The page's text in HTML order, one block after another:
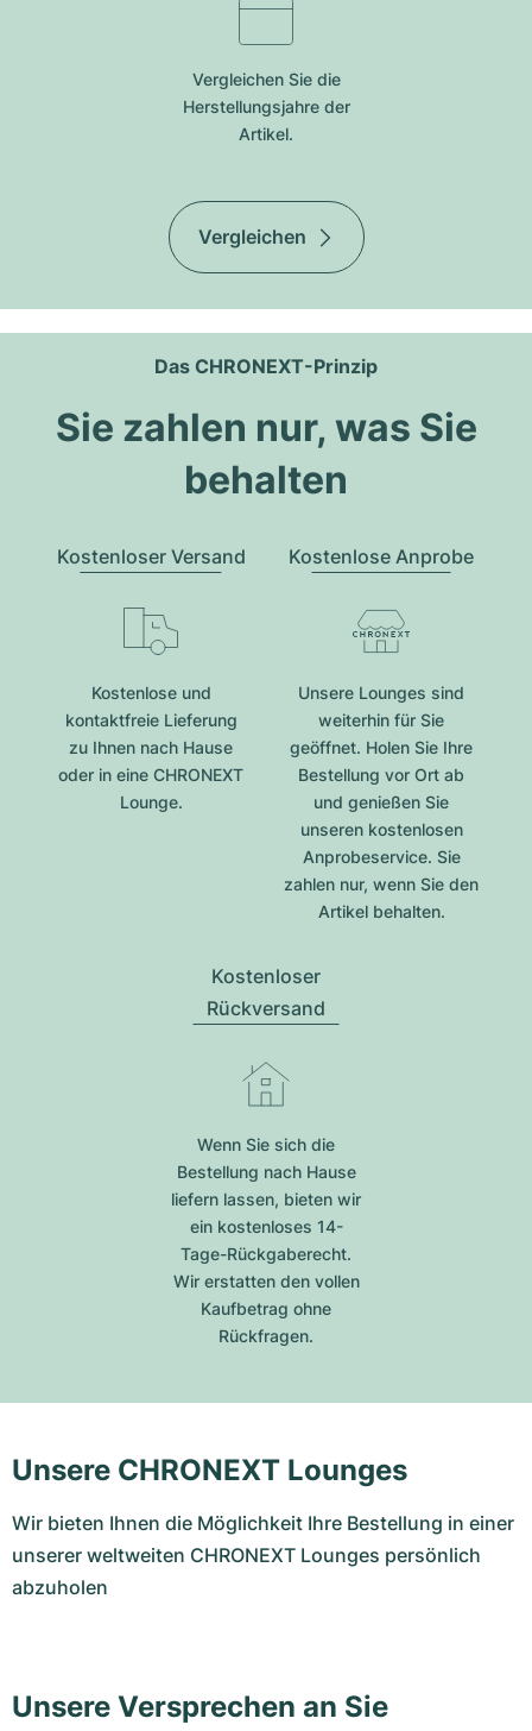
Vergleichen Sie die
Herstellungsjahre der
Artikel.
Vergleichen
Das CHRONEXT-Prinzip
Sie zahlen nur, was Sie
behalten
Kostenloser Versand
Kostenlose und
kontaktfreie Lieferung
zu Ihnen nach Hause
oder in eine CHRONEXT
Lounge.
Kostenlose Anprobe
Unsere Lounges sind
weiterhin für Sie
geöffnet. Holen Sie Ihre
Bestellung vor Ort ab
und genießen Sie
unseren kostenlosen
Anprobeservice. Sie
zahlen nur, wenn Sie den
Artikel behalten.
Kostenloser
Rückversand
Wenn Sie sich die
Bestellung nach Hause
liefern lassen, bieten wir
ein kostenloses 14-
Tage-Rückgaberecht.
Wir erstatten den vollen
Kaufbetrag ohne
Rückfragen.
Unsere CHRONEXT Lounges
Wir bieten Ihnen die Möglichkeit Ihre Bestellung in einer
unserer weltweiten CHRONEXT Lounges persönlich
abzuholen
Unsere Versprechen an Sie